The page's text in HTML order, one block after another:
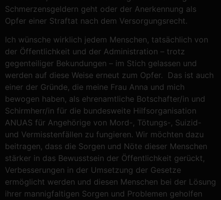
Schmerzensgeldern geht oder der Anerkennung als
Opfer einer Straftat nach dem Versorgungsrecht.
Ich wünsche wirklich jedem Menschen, tatsächlich von
der Öffentlichkeit und der Administration – trotz
gegenteiliger Bekundungen – im Stich gelassen und
werden auf diese Weise erneut zum Opfer. Das ist auch
einer der Gründe, die meine Frau Anna und mich
bewogen haben, als ehrenamtliche Botschafter/in und
Schirmherr/in für die bundesweite Hilfsorganisation
ANUAS für Angehörige von Mord-, Tötungs-, Suizid-
und Vermisstenfällen zu fungieren. Wir möchten dazu
beitragen, dass die Sorgen und Nöte dieser Menschen
stärker in das Bewusstsein der Öffentlichkeit gerückt,
Verbesserungen in der Umsetzung der Gesetze
ermöglicht werden und diesen Menschen bei der Lösung
ihrer mannigfaltigen Sorgen und Problemen geholfen